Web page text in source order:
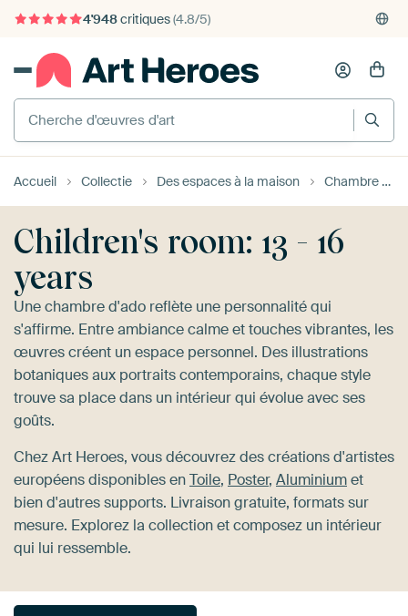
4'948critiques(4.8/5)
375'000+ murs vides remplis
Accueil Collectie Des espaces à la maison Chambre enfant
Children's room: 13 - 16
years
Une chambre d'ado reflète une personnalité qui
s'affirme. Entre ambiance calme et touches vibrantes, les
œuvres créent un espace personnel. Des illustrations
botaniques aux portraits contemporains, chaque style
trouve sa place dans un intérieur qui évolue avec ses
goûts.
Chez Art Heroes, vous découvrez des créations d'artistes
européens disponibles enToile, Poster, Aluminiumet
bien d'autres supports. Livraison gratuite, formats sur
mesure. Explorez la collection et composez un intérieur
qui lui ressemble.